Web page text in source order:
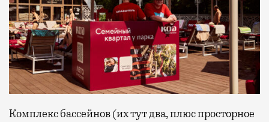
Комплекс бассейнов (их тут два, плюс просторное